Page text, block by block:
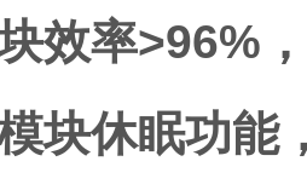
效率>96%
块休眠功能